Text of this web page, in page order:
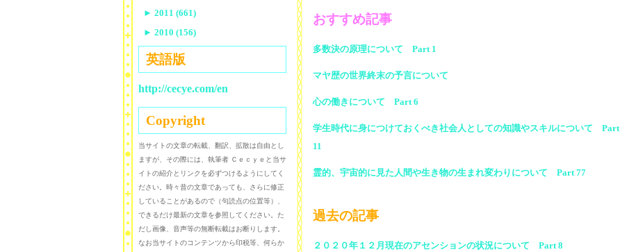
おすすめ記事
多数決の原理について Part 1
マヤ歴の世界終末の予言について
心の働きについて Part 6
学生時代に身につけておくべき社会人としての知識やスキルについて Part
11
霊的、宇宙的に見た人間や生き物の生まれ変わりについて Part 77
過去の記事
２０２０年１２月現在のアセンションの状況について Part 8
► 2011 (661)
► 2010 (156)
英語版
http://cecye.com/en
Copyright
当サイトの文章の転載、翻訳、拡散は自由とし
ますが、その際には、執筆者 Ｃｅｃｙｅと当サ
イトの紹介とリンクを必ずつけるようにしてく
ださい。時々昔の文章であっても、さらに修正
していることがあるので（句読点の位置等）、
できるだけ最新の文章を参照してください。た
だし画像、音声等の無断転載はお断りします。
なお当サイトのコンテンツから印税等、何らか